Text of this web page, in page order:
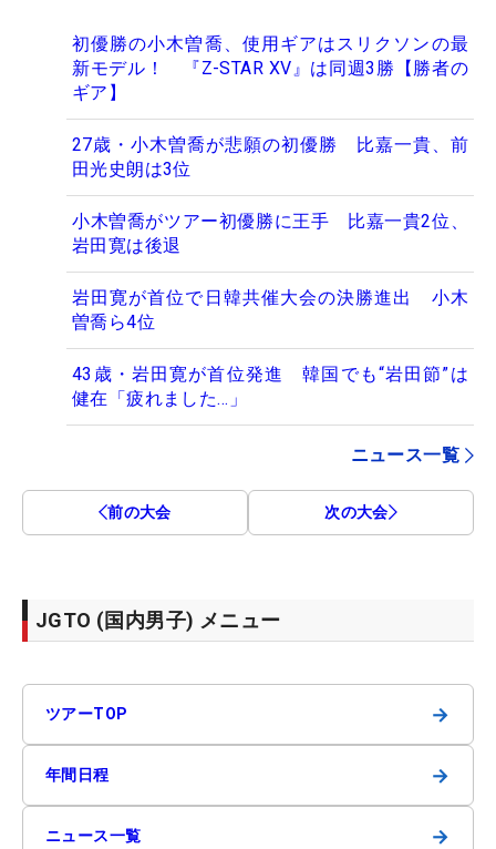
初優勝の小木曽喬、使用ギアはスリクソンの最
新モデル！ 『Z-STAR XV』は同週3勝【勝者の
ギア】
27歳・小木曽喬が悲願の初優勝 比嘉一貴、前
田光史朗は3位
小木曽喬がツアー初優勝に王手 比嘉一貴2位、
岩田寛は後退
岩田寛が首位で日韓共催大会の決勝進出 小木
曽喬ら4位
43歳・岩田寛が首位発進 韓国でも“岩田節”は
健在「疲れました…」
ニュース一覧
前の大会 次の大会
JGTO (国内男子) メニュー
ツアーTOP →
年間日程 →
ニュース一覧 →